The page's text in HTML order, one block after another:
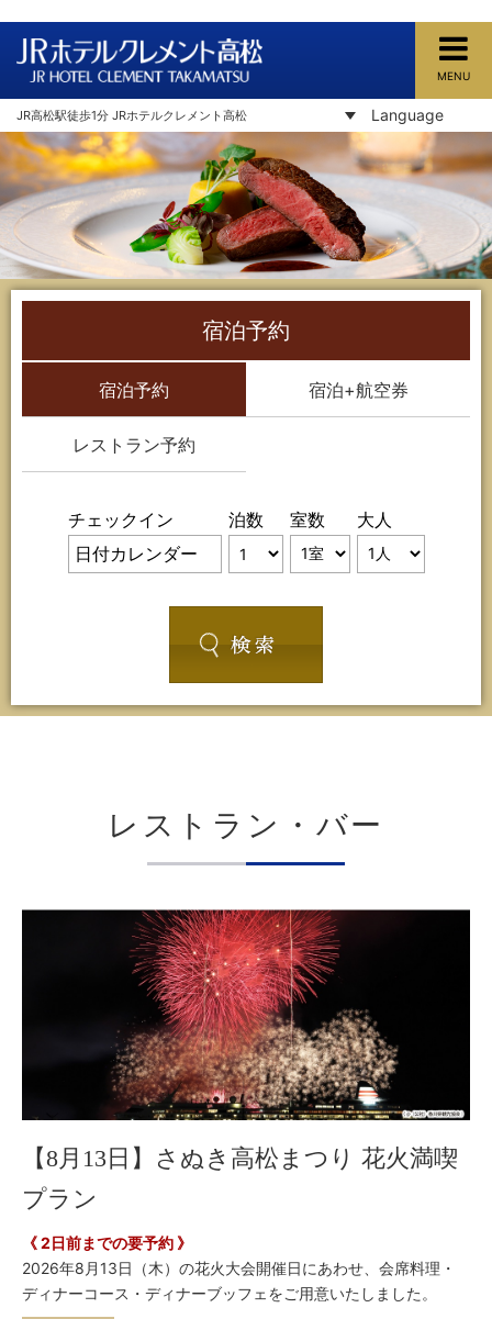
JRホテルクレメント高松
JR高松駅徒歩1分 JRホテルクレメント高松 Language
MENU
宿泊予約
宿泊予約 宿泊+航空券
レストラン予約
チェックイン 泊数 室数 大人
レストラン・バー
【8月13日】さぬき高松まつり 花火満喫
プラン
《 2日前までの要予約 》
2026年8月13日（木）の花火大会開催日にあわせ、会席料理・
ディナーコース・ディナーブッフェをご用意いたしました。